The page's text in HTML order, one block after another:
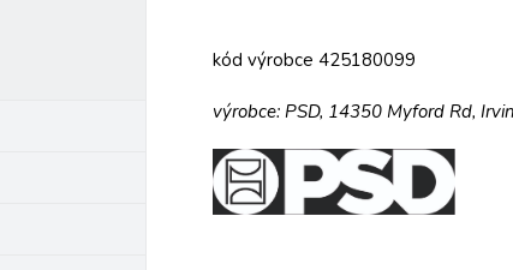
kód výrobce 425180099
výrobce: PSD, 14350 Myford Rd,